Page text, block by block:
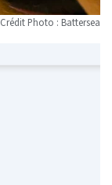
Crédit Photo : Battersea